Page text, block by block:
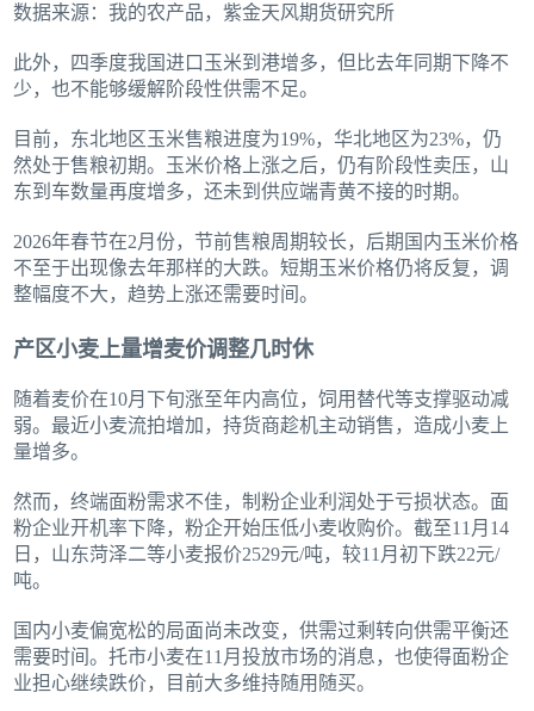
数据来源：我的农产品，紫金天风期货研究所
此外，四季度我国进口玉米到港增多，但比去年同期下降不
少，也不能够缓解阶段性供需不足。
目前，东北地区玉米售粮进度为19%，华北地区为23%，仍
然处于售粮初期。玉米价格上涨之后，仍有阶段性卖压，山
东到车数量再度增多，还未到供应端青黄不接的时期。
2026年春节在2月份，节前售粮周期较长，后期国内玉米价格
不至于出现像去年那样的大跌。短期玉米价格仍将反复，调
整幅度不大，趋势上涨还需要时间。
产区小麦上量增麦价调整几时休
随着麦价在10月下旬涨至年内高位，饲用替代等支撑驱动减
弱。最近小麦流拍增加，持货商趁机主动销售，造成小麦上
量增多。
然而，终端面粉需求不佳，制粉企业利润处于亏损状态。面
粉企业开机率下降，粉企开始压低小麦收购价。截至11月14
日，山东菏泽二等小麦报价2529元/吨，较11月初下跌22元/
吨。
国内小麦偏宽松的局面尚未改变，供需过剩转向供需平衡还
需要时间。托市小麦在11月投放市场的消息，也使得面粉企
业担心继续跌价，目前大多维持随用随买。